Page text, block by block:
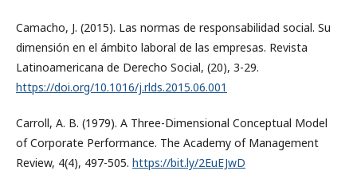
Camacho, J. (2015). Las normas de responsabilidad social. Su
dimensión en el ámbito laboral de las empresas. Revista
Latinoamericana de Derecho Social, (20), 3-29.
https://doi.org/10.1016/j.rlds.2015.06.001
Carroll, A. B. (1979). A Three-Dimensional Conceptual Model
of Corporate Performance. The Academy of Management
Review, 4(4), 497-505. https://bit.ly/2EuEJwD